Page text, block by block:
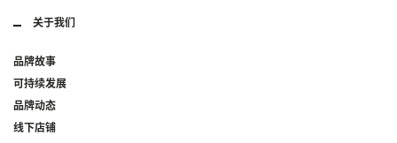
关于我们
品牌故事
可持续发展
品牌动态
线下店铺